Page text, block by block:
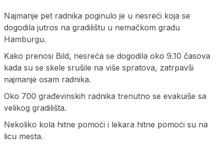
Najmanje pet radnika poginulo je u nesreći koja se
dogodila jutros na gradilištu u nemačkom gradu
Hamburgu.
Kako prenosi Bild, nesreća se dogodila oko 9.10 časova
kada su se skele srušile na više spratova, zatrpavši
najmanje osam radnika.
Oko 700 građevinskih radnika trenutno se evakuiše sa
velikog gradilišta.
Nekoliko kola hitne pomoći i lekara hitne pomoći su na
licu mesta.